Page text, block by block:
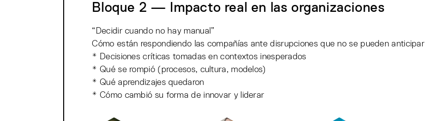
Bloque 2 — Impacto real en las organizaciones
“Decidir cuando no hay manual”
Cómo están respondiendo las compañías ante disrupciones que no se pueden anticipar
* Decisiones críticas tomadas en contextos inesperados
* Qué se rompió (procesos, cultura, modelos)
* Qué aprendizajes quedaron
* Cómo cambió su forma de innovar y liderar